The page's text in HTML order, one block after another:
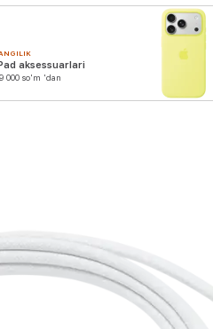
aksessuarlari
000 so'm 'dan